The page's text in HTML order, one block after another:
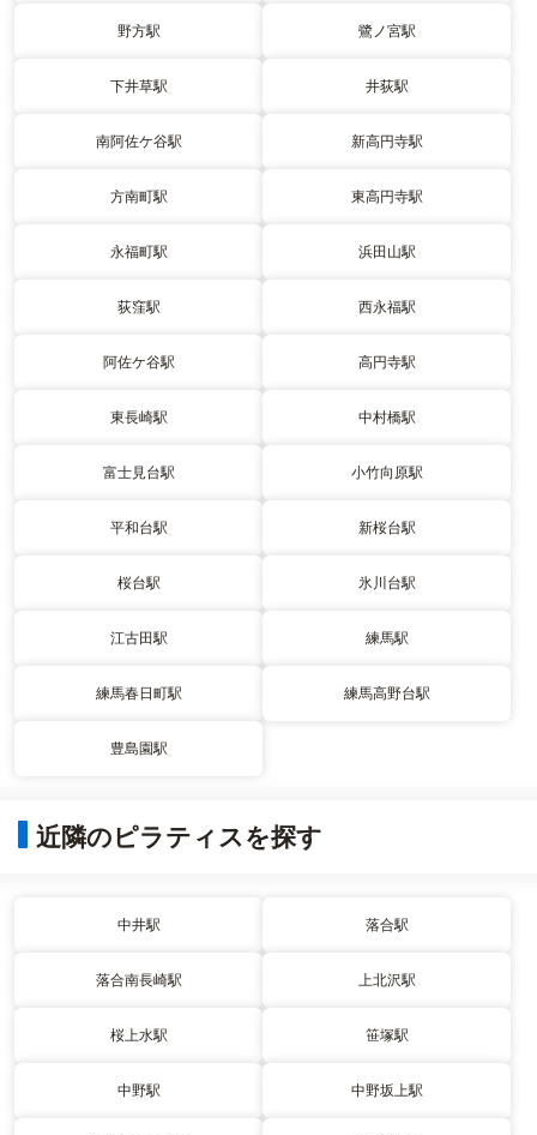
野方駅 鷺ノ宮駅
下井草駅 井荻駅
南阿佐ケ谷駅 新高円寺駅
方南町駅 東高円寺駅
永福町駅 浜田山駅
荻窪駅 西永福駅
阿佐ケ谷駅 高円寺駅
東長崎駅 中村橋駅
富士見台駅 小竹向原駅
平和台駅 新桜台駅
桜台駅 氷川台駅
江古田駅 練馬駅
練馬春日町駅 練馬高野台駅
豊島園駅
近隣のピラティスを探す
中井駅 落合駅
落合南長崎駅 上北沢駅
桜上水駅 笹塚駅
中野駅 中野坂上駅